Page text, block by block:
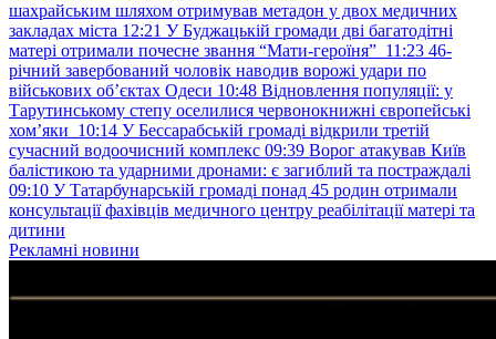
шахрайським шляхом отримував метадон у двох медичних
закладах міста 12:21 У Буджацькій громади дві багатодітні
матері отримали почесне звання “Мати-героїня” 11:23 46-
річний завербований чоловік наводив ворожі удари по
військових обʼєктах Одеси 10:48 Відновлення популяції: у
Тарутинському степу оселилися червонокнижні європейські
хом’яки 10:14 У Бессарабській громаді відкрили третій
сучасний водоочисний комплекс 09:39 Ворог атакував Київ
балістикою та ударними дронами: є загиблий та постраждалі
09:10 У Татарбунарській громаді понад 45 родин отримали
консультації фахівців медичного центру реабілітації матері та
дитини
Рекламні новини